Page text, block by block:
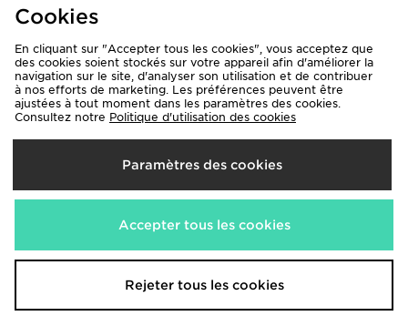
Carte Cadeau
Livraison Vers
France
Nous acceptons les méthodes de paiement suivantes
Visitez notre site corporate www.jdplc.com
Cookies
En cliquant sur "Accepter tous les cookies", vous acceptez que
des cookies soient stockés sur votre appareil afin d'améliorer la
navigation sur le site, d'analyser son utilisation et de contribuer
à nos efforts de marketing. Les préférences peuvent être
ajustées à tout moment dans les paramètres des cookies.
Consultez notre Politique d'utilisation des cookies
Paramètres des cookies
Accepter tous les cookies
Rejeter tous les cookies